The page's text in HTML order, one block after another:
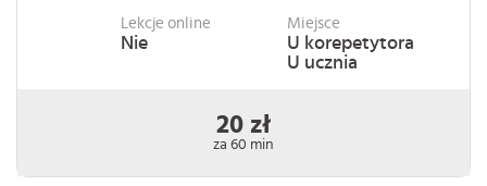
Lekcje online
Nie
Miejsce
U korepetytora
U ucznia
20 zł
za 60 min